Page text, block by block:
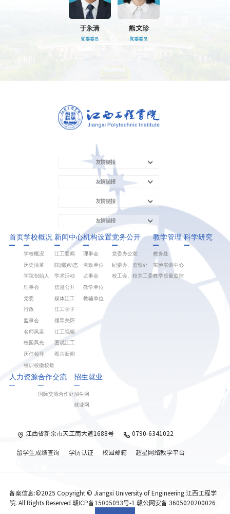
于永清
党委委员
熊文珍
党委委员
友情链接
友情链接
友情链接
友情链接
首页学校概况
学校概况
历史沿革
学院创始人
理事会
党委
行政
监事会
名师风采
校园风光
历任领导
校训校徽校歌
新闻中心
江工要闻
院(部)动态
学术活动
信息公开
媒体江工
江工学子
领导关怀
江工视频
图说江工
图片新闻
机构设置
理事会
党政单位
监事会
教学单位
教辅单位
党务公开
党委办公室
纪委办、监察处
校工会、校关工委
教学管理
教务处
实验实训中心
教学质量监控
科学研究
人力资源合作交流
国际交流合作处
招生就业
招生网
就业网
江西省新余市天工南大道1688号 0790-6341022
留学生成绩查询 学历认证 校园邮箱 超星网络教学平台
备案信息:©2025 Copyright © Jiangxi University of Engineering 江西工程学
院. All Rights Reserved 赣ICP备15005093号-1 赣公网安备 3605020200026